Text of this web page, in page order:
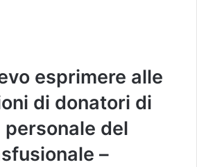
esprimere alle
di donatori di
personale del
–